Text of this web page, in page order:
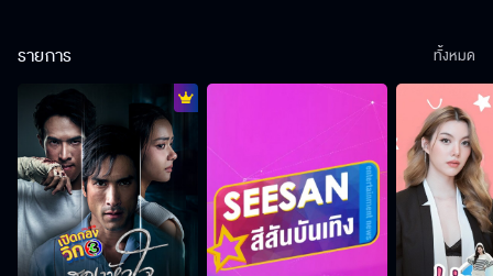
รายการ ทั้งหมด